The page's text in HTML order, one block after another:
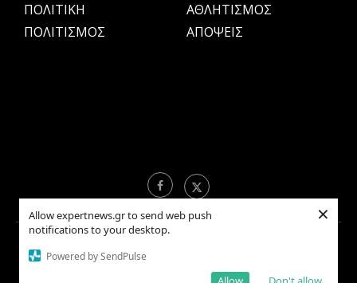
Allow expertnews.gr to send web push
notifications to your desktop.
Powered by SendPulse
×
ΠΟΛΙΤΙΚΗ
ΠΟΛΙΤΙΣΜΟΣ
ΑΘΛΗΤΙΣΜΟΣ
ΑΠΟΨΕΙΣ